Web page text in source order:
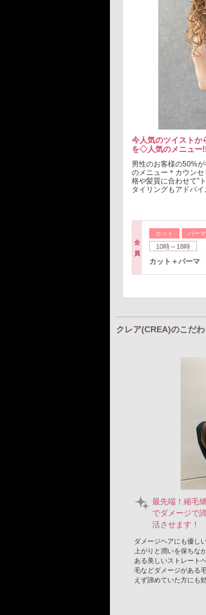
今人気のツイストか
を◇人気のメニュー
男性のお客様の50%
のメニュー＊カウン
格や髪質に合わせて”
タイリングもアドバイ
全
員
カット パーマ
10時～18時
カット＋パーマ
髪の状態を見ながら
レートで、まっす
最先端縮毛矯正技術
正でビビり毛やブリ
今まで同時に使えな
朝のお手入れも時短に
縮毛矯正 ト
10時～18時
【進化版縮毛矯
波トリートメン
クレア(CREA)のこだわ
最先端！縮毛
でダメージで
活させます！
ダメージヘアにも優し
上がりと潤いを保ちな
ある美しいストレート
毛などダメージがある
えず諦めていた方にも